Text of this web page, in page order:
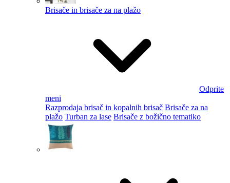
Brisače in brisače za na plažo
Odprite
meni
Razprodaja brisač in kopalnih brisač Brisače za na
plažo Turban za lase Brisače z božično tematiko